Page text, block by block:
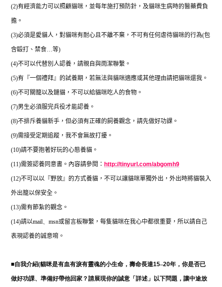
(2)有經濟能力可以照顧貓咪，並每年施打預防針，及貓咪生病時的醫藥費負
擔。
(3)必須是愛貓人，對貓咪有耐心且不離不棄，不可有任何虐待貓咪的行為(包
含毆打、禁食…等)
(4)不可以代替別人認養，請親自與雨潔聯繫。
(5)有『一個禮拜』的試養期，若無法與貓咪適應或其他理由請把貓咪還我。
(6)不可關籠以及鏈貓，不可以給貓咪吃人的食物。
(7)男生必須服完兵役才能認養。
(8)不排斥養貓新手，但必須有正確的飼養觀念，請先做好功課。
(9)需接受定期追蹤，我不會無故打擾。
(10)請不要抱著好玩的心態養貓。
(11)需簽認養同意書。內容請參閱： http://tinyurl.com/abgomh9
(12)不可以以『野放』的方式養貓，不可以讓貓咪單獨外出，外出時將貓裝入
外出籠以保安全。
(13)需有節紮的觀念。
(14)請以mail、 msn或留言板聯繫，每隻貓咪在我心中都很重要，所以請自己
表現認養的誠意唷。
■自我介紹(貓咪是有血有淚有靈魂的小生命，壽命長達15–20年，你是否已
做好功課、準備好帶他回家？請展現你的誠意「詳述」以下問題，讓中途放